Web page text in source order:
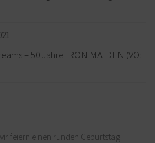
– 50 Jahre IRON MAIDEN (VÖ:
feiern einen runden Geburtstag!